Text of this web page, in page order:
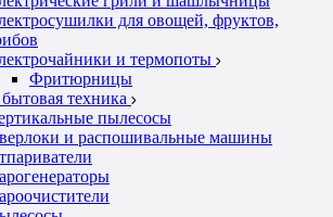
для овощей, фруктов,
и термопоты
Фритюрницы
техника
пылесосы
и распошивальные машины